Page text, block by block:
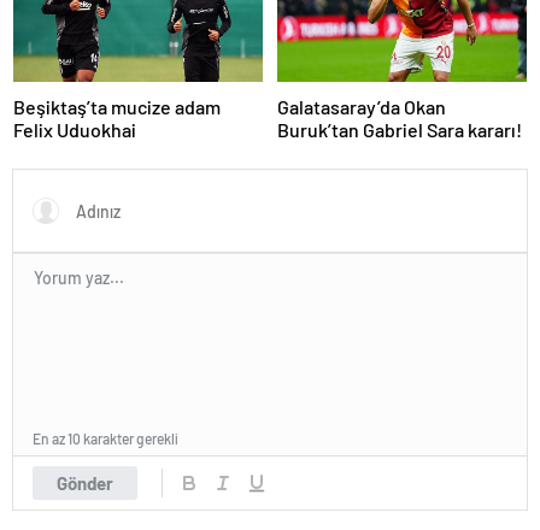
Beşiktaş’ta mucize adam
Felix Uduokhai
Galatasaray’da Okan
Buruk’tan Gabriel Sara kararı!
Gönder
En az 10 karakter gerekli